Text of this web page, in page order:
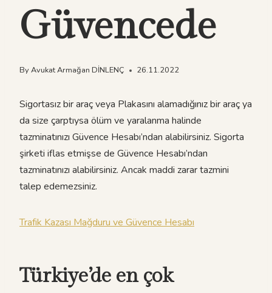
Güvencede
ByAvukat Armağan DİNLENÇ 26.11.2022
Sigortasız bir araç veya Plakasını alamadığınız bir araç ya
da size çarptıysa ölüm ve yaralanma halinde
tazminatınızı Güvence Hesabı’ndan alabilirsiniz. Sigorta
şirketi iflas etmişse de Güvence Hesabı’ndan
tazminatınızı alabilirsiniz. Ancak maddi zarar tazmini
talep edemezsiniz.
Trafik Kazası Mağduru ve Güvence Hesabı
Türkiye’de en çok